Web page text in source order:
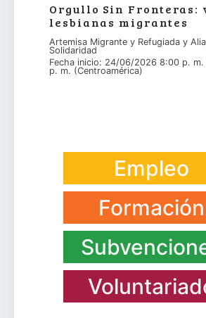
Orgullo Sin Fronteras:
lesbianas migrantes
Artemisa Migrante y Refugiada y
Solidaridad
Fecha inicio: 24/06/2026 8:00 p. m.
p. m. (Centroamérica)
Empleo
Formación